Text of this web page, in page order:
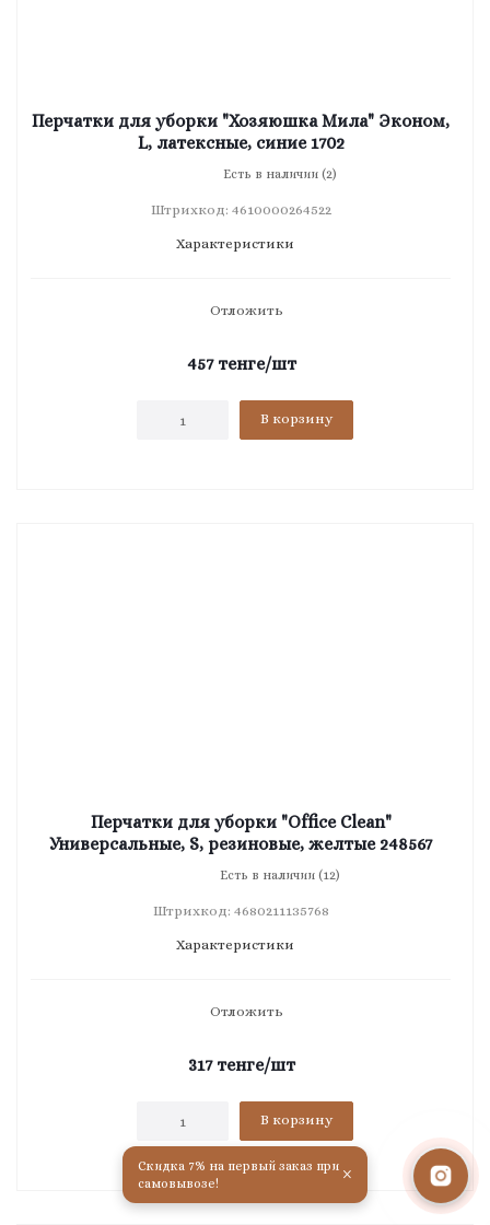
Перчатки для уборки "Хозяюшка Мила" Эконом,
L, латексные, синие 1702
Есть в наличии (2)
Штрихкод: 4610000264522
Характеристики
Отложить
457тенге/шт
В корзину
Перчатки для уборки "Office Clean"
Универсальные, S, резиновые, желтые 248567
Есть в наличии (12)
Штрихкод: 4680211135768
Характеристики
Отложить
317тенге/шт
В корзину
Скидка 7% на первый заказ при
самовывозе!
×